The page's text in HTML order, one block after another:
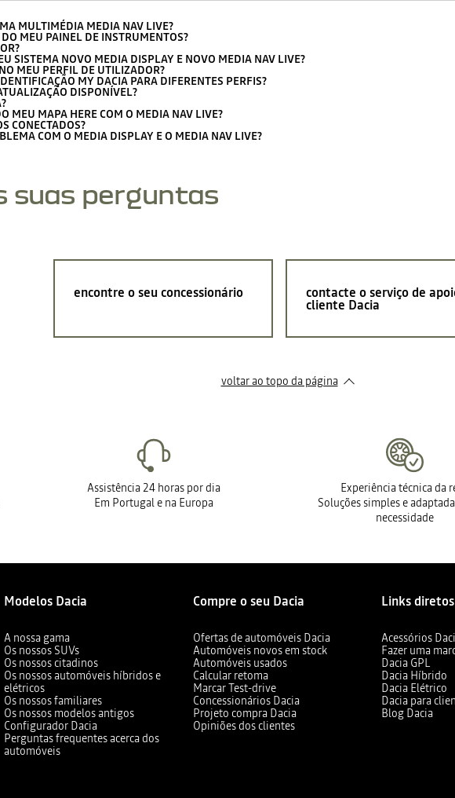
MULTIMÉDIA MEDIA NAV LIVE?
MEU PAINEL DE INSTRUMENTOS?
SISTEMA NOVO MEDIA DISPLAY E NOVO MEDIA NAV LIVE?
MEU PERFIL DE UTILIZADOR?
MY DACIA PARA DIFERENTES PERFIS?
DISPONÍVEL?
MEU MAPA HERE COM O MEDIA NAV LIVE?
CONECTADOS?
COM O MEDIA DISPLAY E O MEDIA NAV LIVE?
suas perguntas
encontre o seu concessionário contacte o serviço de
cliente Dacia
voltar ao topo da página
Assistência 24 horas por dia
Em Portugal e na Europa
Experiência técnica da
Soluções simples e
necessidade
Modelos Dacia
A nossa gama
Os nossos SUVs
Os nossos citadinos
Os nossos automóveis híbridos e
elétricos
Os nossos familiares
Os nossos modelos antigos
Configurador Dacia
Perguntas frequentes acerca dos
automóveis
Compre o seu Dacia
Ofertas de automóveis Dacia
Automóveis novos em stock
Automóveis usados
Calcular retoma
Marcar Test-drive
Concessionários Dacia
Projeto compra Dacia
Opiniões dos clientes
Links diretos
Acessórios
Fazer uma
Dacia GPL
Dacia Híbrido
Dacia Elétrico
Dacia para
Blog Dacia